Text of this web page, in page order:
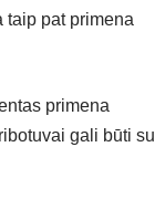
pat primena
primena
gali būti su